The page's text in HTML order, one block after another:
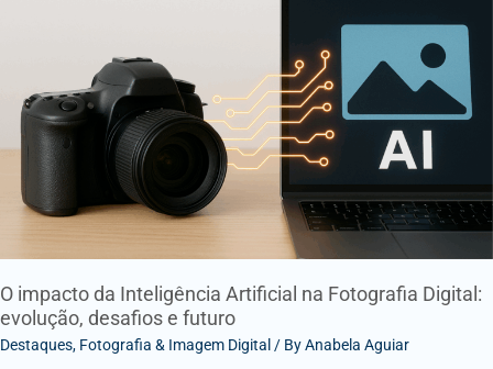
O impacto da Inteligência Artificial na Fotografia Digital:
evolução, desafios e futuro
Destaques, Fotografia & Imagem Digital / ByAnabela Aguiar
Fotografia
Digital:
evolução,
desafios
futuro